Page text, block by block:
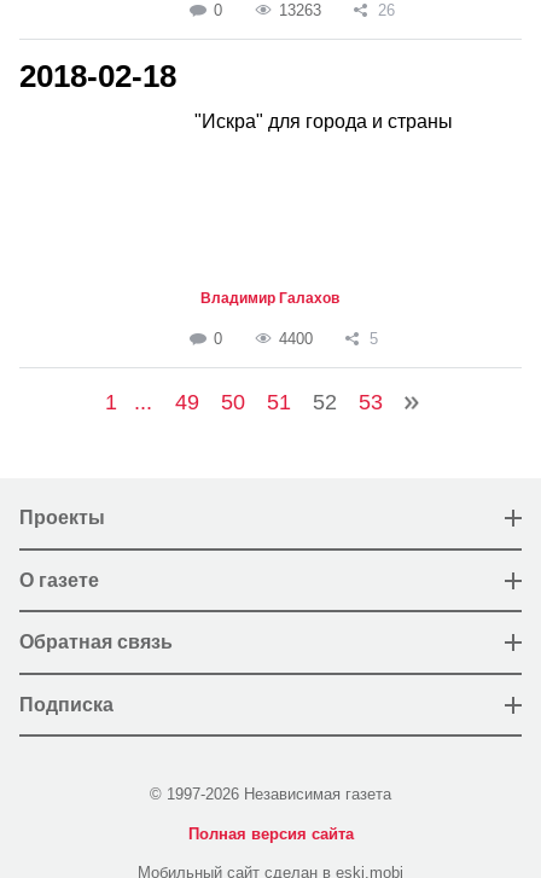
0 13263 26
2018-02-18
"Искра" для города и страны
Владимир Галахов
0 4400 5
1 ... 49 50 51 52 53
Проекты
О газете
Обратная связь
Подписка
© 1997-2026 Независимая газета
Полная версия сайта
Мобильный сайт сделан в eski.mobi